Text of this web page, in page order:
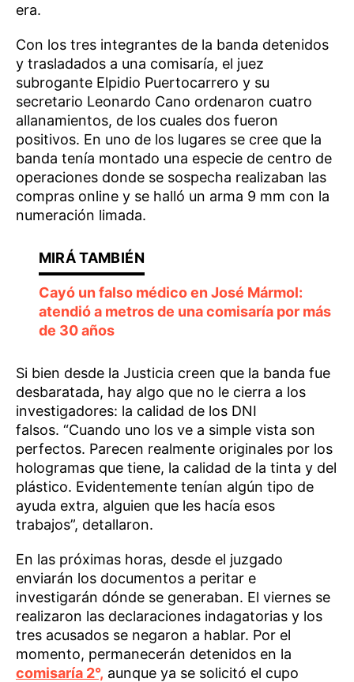
era.
Con los tres integrantes de la banda detenidos
y trasladados a una comisaría, el juez
subrogante Elpidio Puertocarrero y su
secretario Leonardo Cano ordenaron cuatro
allanamientos, de los cuales dos fueron
positivos. En uno de los lugares se cree que la
banda tenía montado una especie de centro de
operaciones donde se sospecha realizaban las
compras online y se halló un arma 9 mm con la
numeración limada.
Cayó un falso médico en José Mármol:
atendió a metros de una comisaría por más
de 30 años
Si bien desde la Justicia creen que la banda fue
desbaratada, hay algo que no le cierra a los
investigadores: la calidad de los DNI
falsos. “Cuando uno los ve a simple vista son
perfectos. Parecen realmente originales por los
hologramas que tiene, la calidad de la tinta y del
plástico. Evidentemente tenían algún tipo de
ayuda extra, alguien que les hacía esos
trabajos”, detallaron.
En las próximas horas, desde el juzgado
enviarán los documentos a peritar e
investigarán dónde se generaban. El viernes se
realizaron las declaraciones indagatorias y los
tres acusados se negaron a hablar. Por el
momento, permanecerán detenidos en la
comisaría 2°, aunque ya se solicitó el cupo